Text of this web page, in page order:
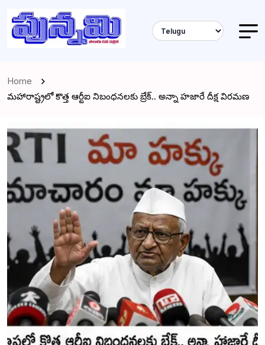
Home
మహారాష్ట్రలో కొత్త ఆర్టీఐ నిబంధనలకు బ్రేక్.. అన్నా హజారే దీక్ష విరమణ